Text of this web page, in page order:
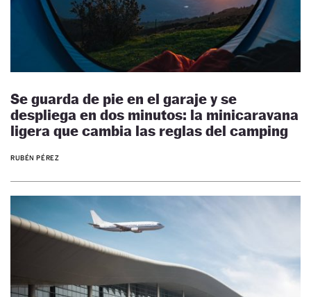
Se guarda de pie en el garaje y se
despliega en dos minutos: la minicaravana
ligera que cambia las reglas del camping
RUBÉN PÉREZ